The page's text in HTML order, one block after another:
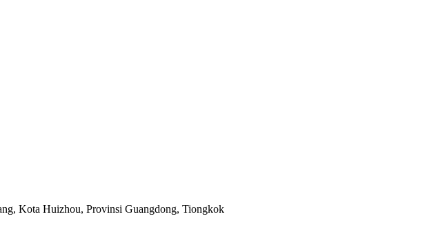
Kota Huizhou, Provinsi Guangdong, Tiongkok